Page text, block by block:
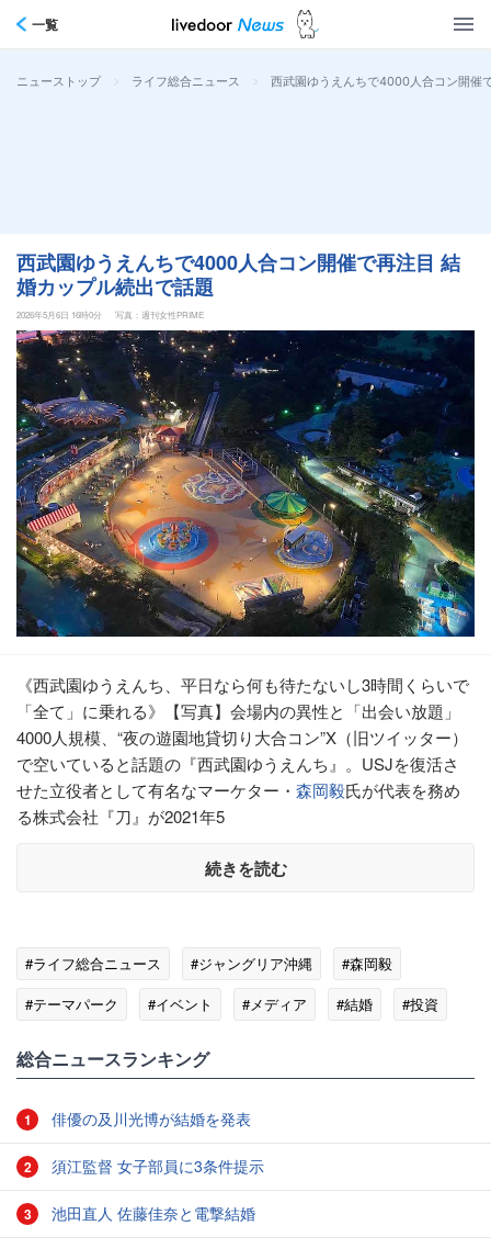
一覧
ニューストップ > ライフ総合ニュース > 西武園ゆうえんちで4000人合コン開催
西武園ゆうえんちで4000人合コン開催で再注目 結
婚カップル続出で話題
2026年5月6日 16時0分 写真：週刊女性PRIME
《西武園ゆうえんち、平日なら何も待たないし3時間くらいで
「全て」に乗れる》【写真】会場内の異性と「出会い放題」
4000人規模、“夜の遊園地貸切り大合コン”X（旧ツイッター）
で空いていると話題の『西武園ゆうえんち』。USJを復活さ
せた立役者として有名なマーケター・ 森岡毅氏が代表を務め
る株式会社『刀』が2021年5
続きを読む
#ライフ総合ニュース #ジャングリア沖縄
#森岡毅
#テーマパーク
#イベント #メディア #結婚 #投資
総合ニュースランキング
1 俳優の及川光博が結婚を発表
2 須江監督 女子部員に3条件提示
3 池田直人 佐藤佳奈と電撃結婚